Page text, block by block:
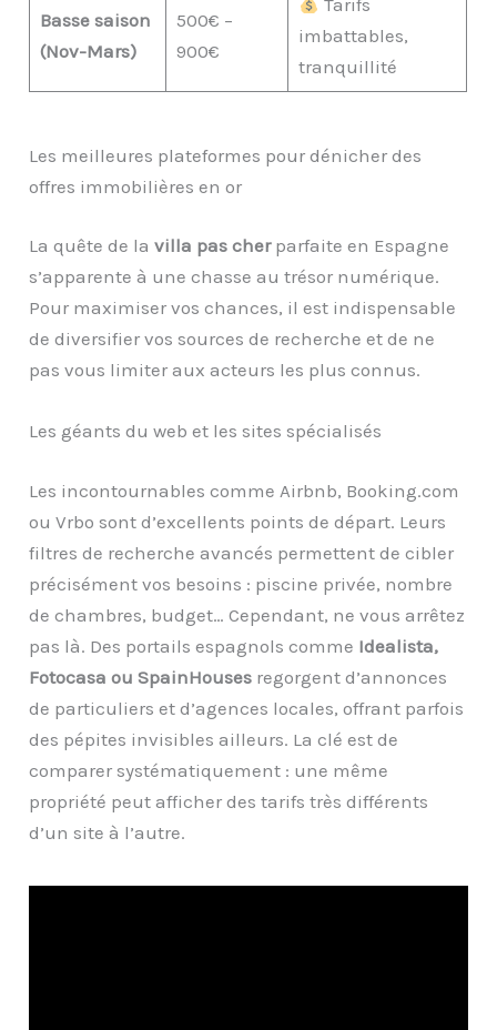
Basse saison
(Nov-Mars)
500€ –
900€
Tarifs
imbattables,
tranquillité
Les meilleures plateformes pour dénicher des
offres immobilières en or
La quête de lavilla pas cherparfaite en Espagne
s’apparente à une chasse au trésor numérique.
Pour maximiser vos chances, il est indispensable
de diversifier vos sources de recherche et de ne
pas vous limiter aux acteurs les plus connus.
Les géants du web et les sites spécialisés
Les incontournables comme Airbnb, Booking.com
ou Vrbo sont d’excellents points de départ. Leurs
filtres de recherche avancés permettent de cibler
précisément vos besoins : piscine privée, nombre
de chambres, budget… Cependant, ne vous arrêtez
pas là. Des portails espagnols comme Idealista,
Fotocasa ou SpainHouses regorgent d’annonces
de particuliers et d’agences locales, offrant parfois
des pépites invisibles ailleurs. La clé est de
comparer systématiquement : une même
propriété peut afficher des tarifs très différents
d’un site à l’autre.